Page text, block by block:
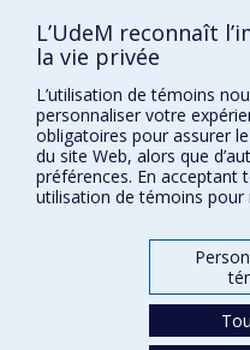
Plan du site
Accessibilité
FACULTÉ DES ARTS ET DES
Nos départements et écoles
Nos centres d'études
L’UdeM reconnaît
la vie privée
L’utilisation de témoins
personnaliser votre
obligatoires pour assurer
du site Web, alors que
préférences. En
utilisation de témoins pour